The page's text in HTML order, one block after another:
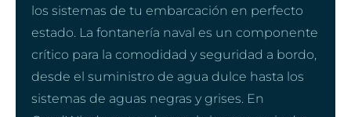
los sistemas de tu embarcación en perfecto
estado. La fontanería naval es un componente
crítico para la comodidad y seguridad a bordo,
desde el suministro de agua dulce hasta los
sistemas de aguas negras y grises. En